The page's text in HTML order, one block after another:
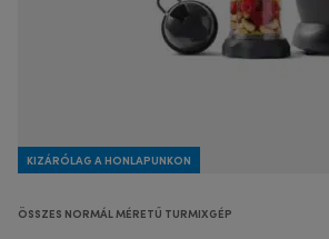
KIZÁRÓLAG A HONLAPUNKON
ÖSSZES NORMÁL MÉRETŰ TURMIXGÉP